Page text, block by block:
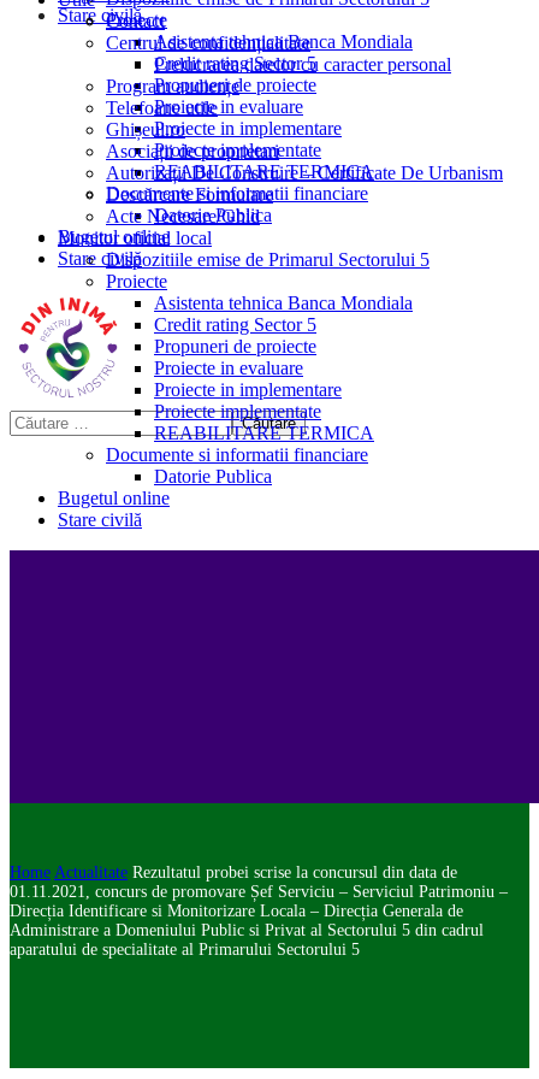
Stare civilă
Proiecte
Asistenta tehnica Banca Mondiala
Credit rating Sector 5
Propuneri de proiecte
Proiecte in evaluare
Proiecte in implementare
Proiecte implementate
REABILITARE TERMICA
Documente si informatii financiare
Datorie Publica
Bugetul online
Stare civilă
Contact
Centrul de confidențialitate
Prelucrarea datelor cu caracter personal
Program audiențe
Telefoane utile
Ghișeul.ro
Asociații de proprietari
Autorizații De Construire – Certificate De Urbanism
Descărcare Formulare
Acte Necesare/Ghid
Monitor oficial local
Dispozitiile emise de Primarul Sectorului 5
Proiecte
Asistenta tehnica Banca Mondiala
Credit rating Sector 5
Propuneri de proiecte
Proiecte in evaluare
Proiecte in implementare
Proiecte implementate
REABILITARE TERMICA
Documente si informatii financiare
Datorie Publica
Bugetul online
Stare civilă
Home Actualitate Rezultatul probei scrise la concursul din data de
01.11.2021, concurs de promovare Șef Serviciu – Serviciul Patrimoniu –
Direcția Identificare si Monitorizare Locala – Direcția Generala de
Administrare a Domeniului Public si Privat al Sectorului 5 din cadrul
aparatului de specialitate al Primarului Sectorului 5